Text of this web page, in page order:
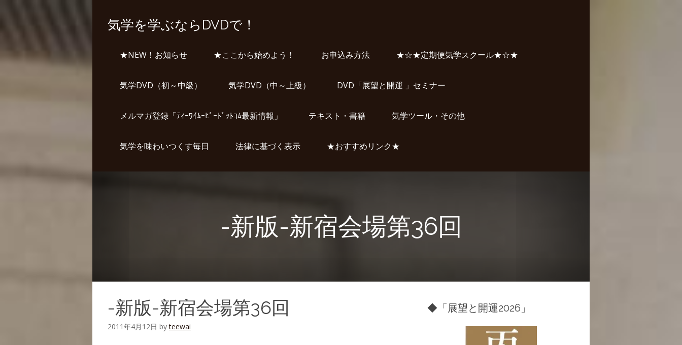
気学を学ぶならDVDで！
★NEW！お知らせ ★ここから始めよう！ お申込み方法 ★☆★定期便気学スクール★☆★
気学DVD（初～中級） 気学DVD（中～上級） DVD「展望と開運 」セミナー
メルマガ登録「ﾃｨｰﾜｲﾑｰﾋﾞｰﾄﾞｯﾄｺﾑ最新情報」 テキスト・書籍 気学ツール・その他
気学を味わいつくす毎日 法律に基づく表示 ★おすすめリンク★
-新版-新宿会場第36回
-新版-新宿会場第36回
2011年4月12日 byteewai
◆「展望と開運2026」